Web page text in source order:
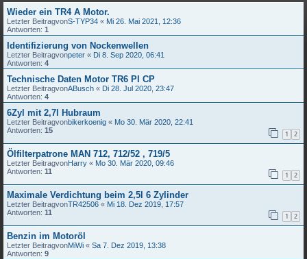
Wieder ein TR4 A Motor.
Letzter BeitragvonS-TYP34 « Mi 26. Mai 2021, 12:36
Antworten: 1
Identifizierung von Nockenwellen
Letzter Beitragvonpeter « Di 8. Sep 2020, 06:41
Antworten: 4
Technische Daten Motor TR6 PI CP
Letzter BeitragvonABusch « Di 28. Jul 2020, 23:47
Antworten: 4
6Zyl mit 2,7l Hubraum
Letzter Beitragvonbikerkoenig « Mo 30. Mär 2020, 22:41
Antworten: 15 1 2
Ölfilterpatrone MAN 712, 712/52 , 719/5
Letzter BeitragvonHarry « Mo 30. Mär 2020, 09:46
Antworten: 11 1 2
Maximale Verdichtung beim 2,5l 6 Zylinder
Letzter BeitragvonTR42506 « Mi 18. Dez 2019, 17:57
Antworten: 11 1 2
Benzin im Motoröl
Letzter BeitragvonMiWi « Sa 7. Dez 2019, 13:38
Antworten: 9